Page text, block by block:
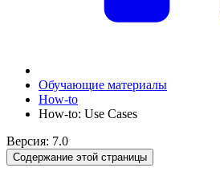
Обучающие материалы
How-to
How-to: Use Cases
Версия: 7.0
Содержание этой страницы